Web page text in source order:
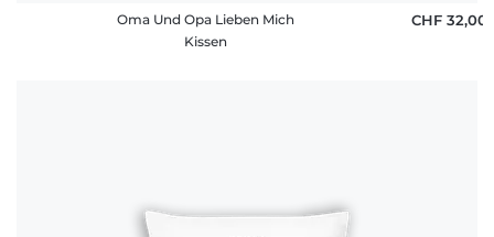
Oma Und Opa Lieben Mich
Kissen
CHF 32,00